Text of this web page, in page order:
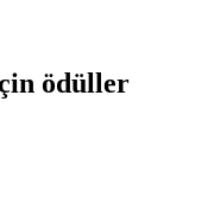
ödüller